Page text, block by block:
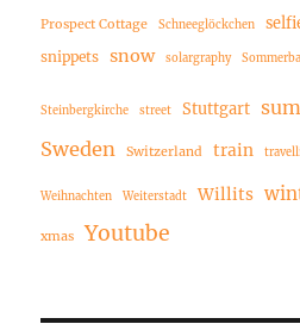
Prospect Cottage Schneeglöckchen
snippets snow solargraphy
Steinbergkirche street Stuttgart
Sweden Switzerland train
Weihnachten Weiterstadt Willits
xmas Youtube